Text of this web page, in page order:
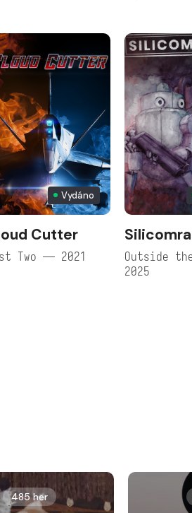
Vydáno
Cutter
Two — 2021
Outside
2025
485 her